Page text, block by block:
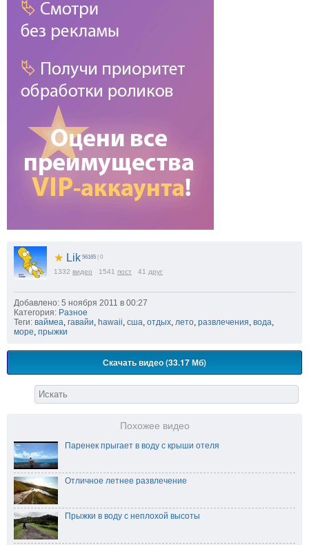
★ Lik 56165 | 0
1332 видео 1541 пост 41 друг
Добавлено: 5 ноября 2011 в 00:27
Категория: Разное
Теги: ваймеа гавайи hawaii сша отдых лето развлечения вода
море прыжки
Скачать видео (33.17 Мб)
Похожее видео
Паренек прыгает в воду с крыши отеля
Отличное летнее развлечение
Прыжки в воду с неплохой высоты